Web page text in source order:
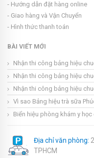
- Hướng dẫn đặt hàng online
- Giao hàng và Vận Chuyển
- Hình thức thanh toán
BÀI VIẾT MỚI
Nhận thi công bảng hiệu
Nhận thi công bảng hiệu
Nhận thi công bảng hiệu
Vì sao Bảng hiệu trà sữa
Biển hiệu phòng khám y
Địa chỉ văn phòng:
TPHCM